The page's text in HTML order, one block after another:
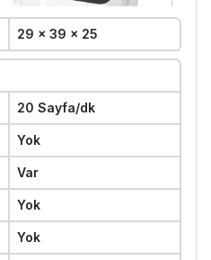
29 x 39 x 25
20 Sayfa/dk
Yok
Var
Yok
Yok